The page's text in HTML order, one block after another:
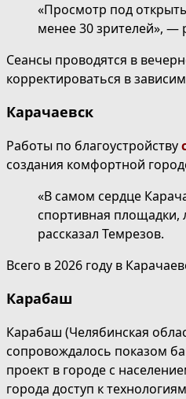
«Просмотр под
менее 30 зрителей», —
Сеансы проводятся в
корректироваться в
Карачаевск
Работы по благоустройству
создания комфортной
«В самом сердце
спортивная площадки,
рассказал Темрезов.
Всего в 2026 году в
Карабаш
Карабаш (Челябинская
сопровождалось показом
проект в городе с
города доступ к